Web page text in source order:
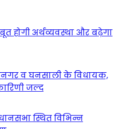
होगी अर्थव्यवस्था और बढ़ेगा
व घनसाली के विधायक,
जल्द
स्थित विभिन्न